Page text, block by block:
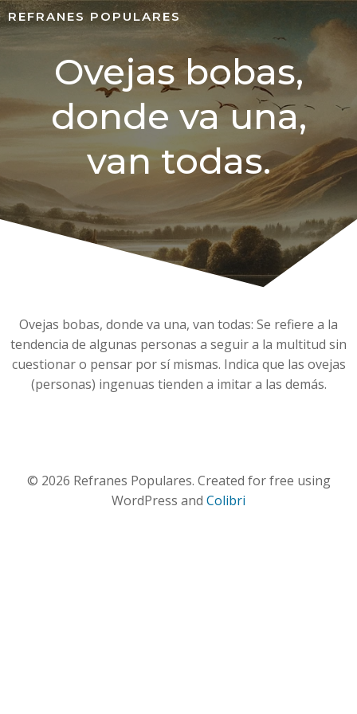
REFRANES POPULARES
Ovejas bobas,
donde va una,
van todas.
Ovejas bobas, donde va una, van todas: Se refiere a la
tendencia de algunas personas a seguir a la multitud sin
cuestionar o pensar por sí mismas. Indica que las ovejas
(personas) ingenuas tienden a imitar a las demás.
© 2026 Refranes Populares. Created for free using
WordPress and Colibri